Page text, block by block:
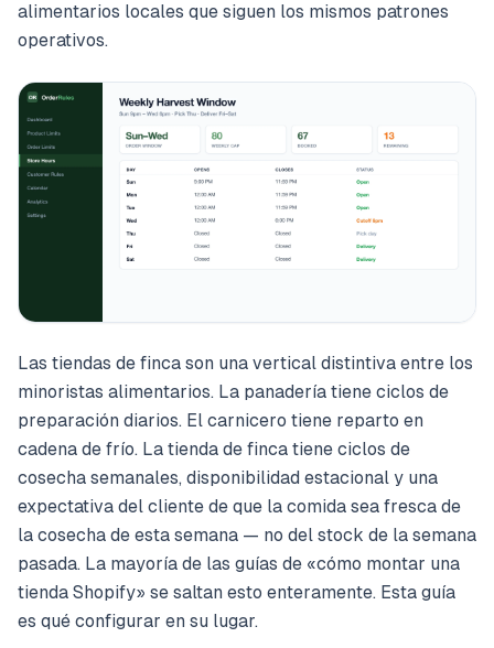
alimentarios locales que siguen los mismos patrones
operativos.
Las tiendas de finca son una vertical distintiva entre los
minoristas alimentarios. La panadería tiene ciclos de
preparación diarios. El carnicero tiene reparto en
cadena de frío. La tienda de finca tiene ciclos de
cosecha semanales, disponibilidad estacional y una
expectativa del cliente de que la comida sea fresca de
la cosecha de esta semana — no del stock de la semana
pasada. La mayoría de las guías de «cómo montar una
tienda Shopify» se saltan esto enteramente. Esta guía
es qué configurar en su lugar.